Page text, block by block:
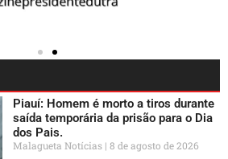
Piauí: Homem é morto a tiros durante
saída temporária da prisão para o Dia
dos Pais.
Malagueta Notícias 8 de agosto de 2026